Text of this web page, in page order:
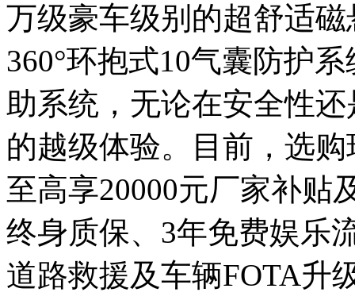
万级豪车级别的超舒适
360°环抱式10气囊防护
助系统，无论在安全性
的越级体验。目前，选
至高享20000元厂家补贴
终身质保、3年免费娱乐
道路救援及车辆FOTA升